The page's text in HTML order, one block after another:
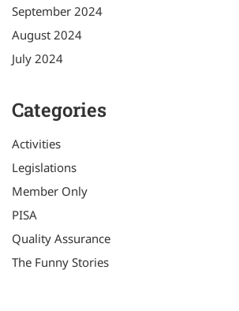
September 2024
August 2024
July 2024
Categories
Activities
Legislations
Member Only
PISA
Quality Assurance
The Funny Stories